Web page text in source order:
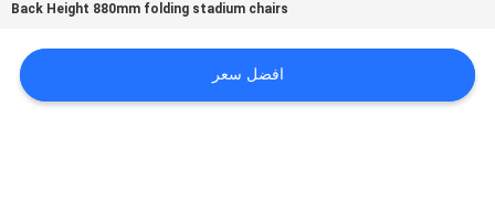
مدونات
اطلب
Back Height 880mm folding stadium chairs
افضل سعر